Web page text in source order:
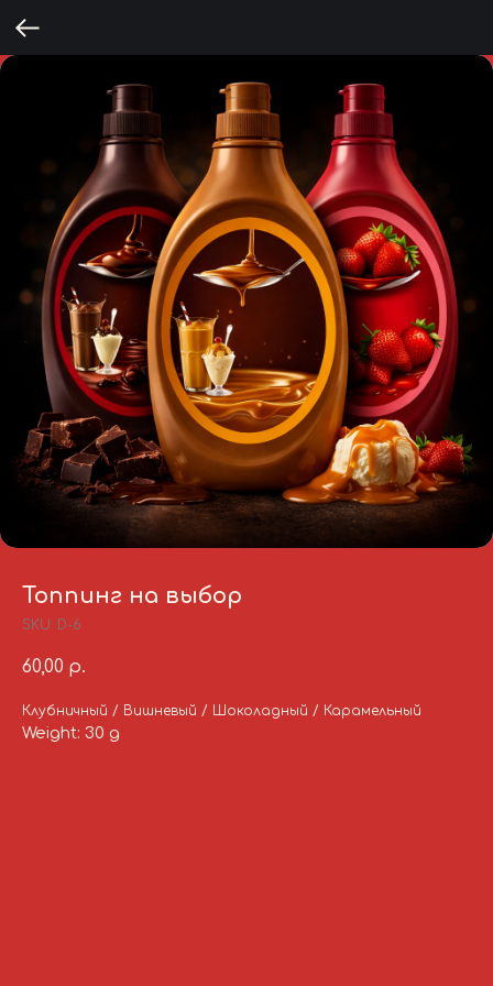
Топпинг на выбор
SKU: D-6
60,00 р.
Клубничный / Вишневый / Шоколадный / Карамельный
Weight: 30 g